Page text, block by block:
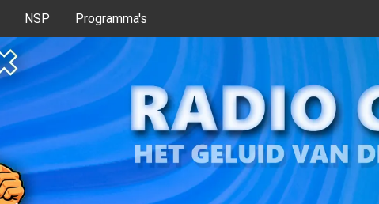
NSP Programma's